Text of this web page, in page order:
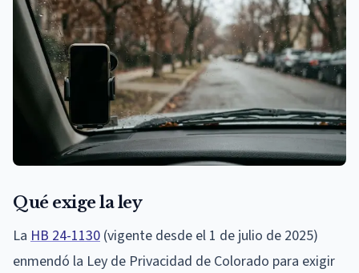
Qué exige la ley
La HB 24-1130 (vigente desde el 1 de julio de 2025)
enmendó la Ley de Privacidad de Colorado para exigir